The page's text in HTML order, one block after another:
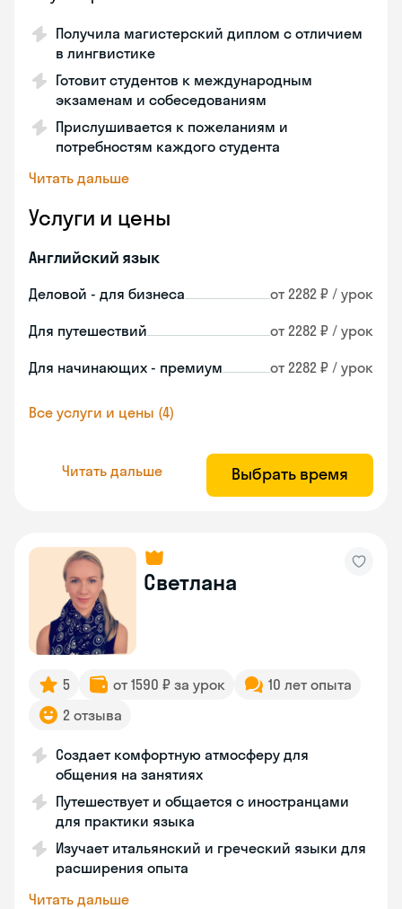
Получила магистерский диплом с отличием
в лингвистике
Готовит студентов к международным
экзаменам и собеседованиям
Прислушивается к пожеланиям и
потребностям каждого студента
Читать дальше
Услуги и цены
Английский язык
Деловой - для бизнеса от 2282 ₽ / урок
Для путешествий от 2282 ₽ / урок
Для начинающих - премиум от 2282 ₽ / урок
Все услуги и цены (4)
Читать дальше Выбрать время
Светлана
5 от 1590 ₽ за урок
10 лет опыта
2 отзыва
Создает комфортную атмосферу для
общения на занятиях
Путешествует и общается с иностранцами
для практики языка
Изучает итальянский и греческий языки для
расширения опыта
Читать дальше